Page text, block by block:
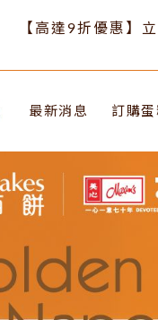
【高達9折優惠】
最新消息 訂購蛋